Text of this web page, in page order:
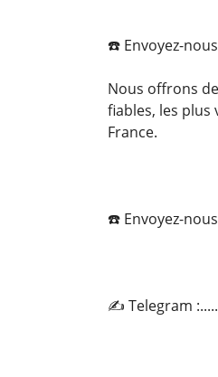
☎️ Envoyez-
Nous offrons
fiables, les
France.
☎️ Envoyez-
✍️ Telegram